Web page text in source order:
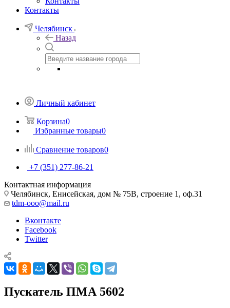
Контакты
Челябинск
Назад
Личный кабинет
Корзина0
Избранные товары0
Сравнение товаров0
+7 (351) 277-86-21
Контактная информация
Челябинск, Енисейская, дом № 75В, строение 1, оф.31
tdm-ooo@mail.ru
Вконтакте
Facebook
Twitter
Пускатель ПМА 5602